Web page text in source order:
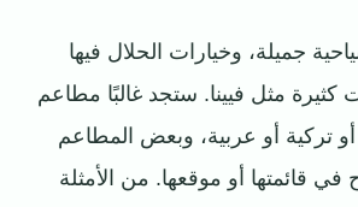
جميلة، وخيارات الحلال فيها
كثيرة مثل فيينا. ستجد غالبًا مطاعم
أو تركية أو عربية، وبعض المطاعم
قائمتها أو موقعها. من الأمثلة